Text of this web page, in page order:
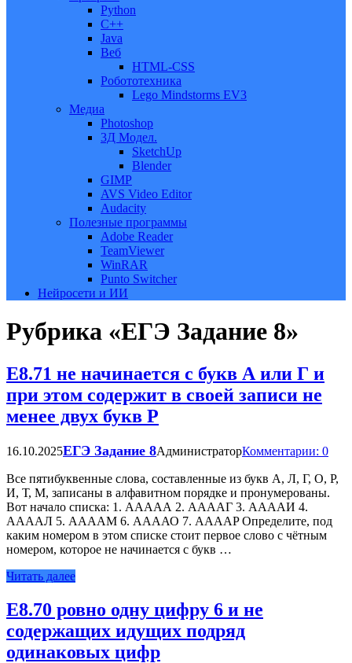
Python
C++
Java
Веб
HTML-CSS
Робототехника
Lego Mindstorms EV3
Медиа
Photoshop
3Д Модел.
SketchUp
Blender
GIMP
AVS Video Editor
Audacity
Полезные программы
Adobe Reader
TeamViewer
WinRAR
Punto Switcher
Нейросети и ИИ
Рубрика «ЕГЭ Задание 8»
Е8.71 не начинается с букв А или Г и
при этом содержит в своей записи не
менее двух букв Р
16.10.2025ЕГЭ Задание 8АдминистраторКомментарии: 0
Все пятибуквенные слова, составленные из букв А, Л, Г, О, Р,
И, Т, М, записаны в алфавитном порядке и пронумерованы.
Вот начало списка: 1. ААААА 2. ААААГ 3. ААААИ 4.
ААААЛ 5. AAAAM 6. ААААО 7. AAAAP Определите, под
каким номером в этом списке стоит первое слово с чётным
номером, которое не начинается с букв …
Читать далее
Е8.70 ровно одну цифру 6 и не
содержащих идущих подряд
одинаковых цифр